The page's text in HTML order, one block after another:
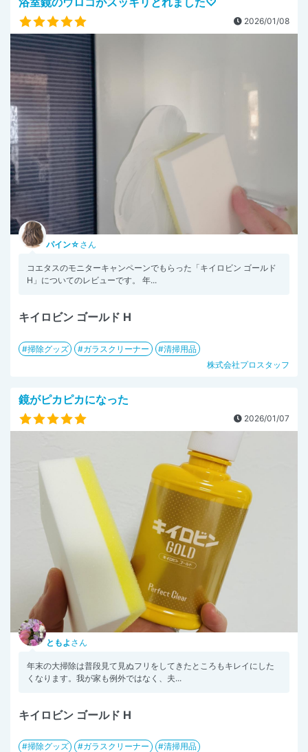
2026/01/08
パイン☆ さん
コエタスのモニターキャンペーンでもらった「キイロビン ゴールド
H」についてのレビューです。 年...
キイロビン ゴールド H
掃除グッズ ガラスクリーナー
清掃用品
株式会社プロスタッフ
鏡がピカピカになった
2026/01/07
ともよ さん
年末の大掃除は普段見て見ぬフリをしてきたところもキレイにした
くなります。我が家も例外ではなく、夫...
キイロビン ゴールド H
掃除グッズ ガラスクリーナー
清掃用品